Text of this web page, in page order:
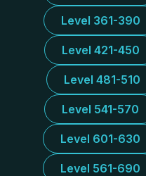
Level 361-390
Level 421-450
Level 481-510
Level 541-570
Level 601-630
Level 561-690